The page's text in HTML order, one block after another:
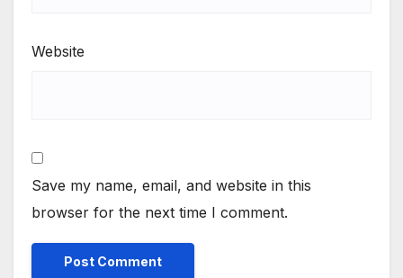
Website
Save my name, email, and website in this
browser for the next time I comment.